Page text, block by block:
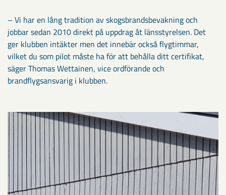
– Vi har en lång tradition av skogsbrandsbevakning och
jobbar sedan 2010 direkt på uppdrag åt länsstyrelsen. Det
ger klubben intäkter men det innebär också flygtimmar,
vilket du som pilot måste ha för att behålla ditt certifikat,
säger Thomas Wettainen, vice ordförande och
brandflygsansvarig i klubben.